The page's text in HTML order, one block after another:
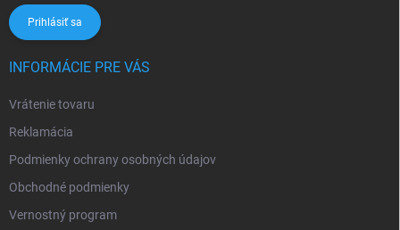
Prihlásiť sa
INFORMÁCIE PRE VÁS
Vrátenie tovaru
Reklamácia
Podmienky ochrany osobných údajov
Obchodné podmienky
Vernostný program